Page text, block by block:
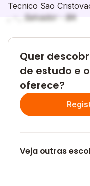
Tecnico Sao
, - , Salvador - BA
Quer
de estudo e
oferece?
Veja outras